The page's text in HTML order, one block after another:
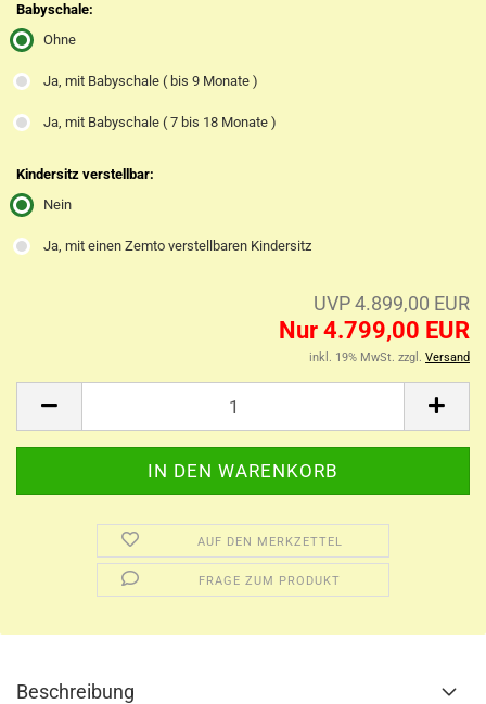
Babyschale:
Ohne
Ja, mit Babyschale ( bis 9 Monate )
Ja, mit Babyschale ( 7 bis 18 Monate )
Kindersitz verstellbar:
Nein
Ja, mit einen Zemto verstellbaren Kindersitz
UVP 4.899,00 EUR
Nur 4.799,00 EUR
inkl. 19% MwSt. zzgl. Versand
AUF DEN MERKZETTEL
FRAGE ZUM PRODUKT
Beschreibung